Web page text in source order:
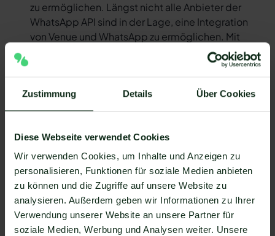
Zustimmung Details Über Cookies
Diese Webseite verwendet Cookies
Wir verwenden Cookies, um Inhalte und Anzeigen zu
personalisieren, Funktionen für soziale Medien anbieten
zu können und die Zugriffe auf unsere Website zu
analysieren. Außerdem geben wir Informationen zu Ihrer
Verwendung unserer Website an unsere Partner für
soziale Medien, Werbung und Analysen weiter. Unsere
zu ermöglichen. Längst nicht alle Anbieter der
WhatsApp API sind in der Lage, eine Integration
von Venue und WhatsApp zu ermöglichen. Mit
Mateo stehen Ihnen dank der Zapier Integration
über 6.000 Apps zur Verfügung, die Sie mit
WhatsApp verbinden können. Darunter ist
natürlich auch Venue !
dem Anbieter der WhatsApp API Schnittstelle
Anleitung. Wir zeigen Ihnen im Folgenden, wie die
Einrichtung der Integration von Venue und WhatsApp
mit Mateo funktioniert.
So funktioniert die Integration von
Venue und WhatsApp